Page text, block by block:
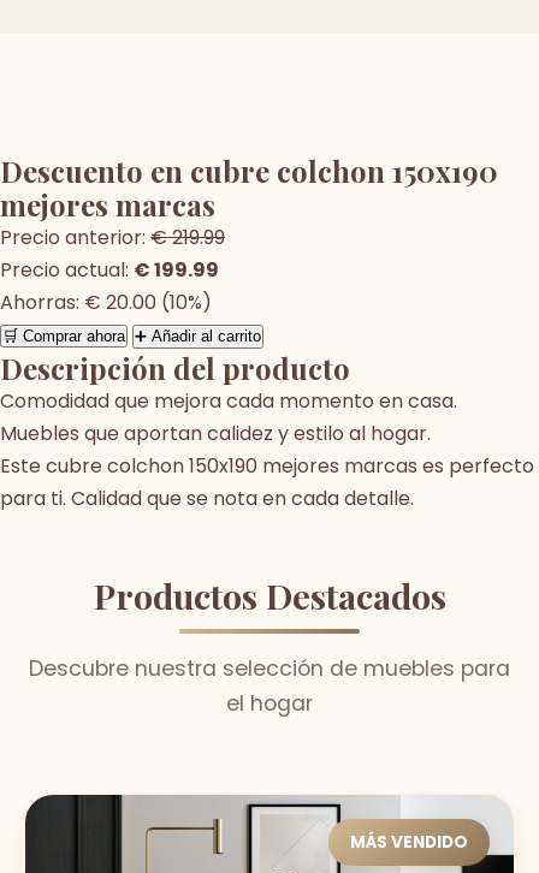
Descuento en cubre colchon 150x190
mejores marcas
Precio anterior: € 219.99
Precio actual: € 199.99
Ahorras: € 20.00 (10%)
🛒 Comprar ahora ➕ Añadir al carrito
Descripción del producto
Comodidad que mejora cada momento en casa.
Muebles que aportan calidez y estilo al hogar.
Este cubre colchon 150x190 mejores marcas es perfecto
para ti. Calidad que se nota en cada detalle.
Productos Destacados
Descubre nuestra selección de muebles para
el hogar
MÁS VENDIDO